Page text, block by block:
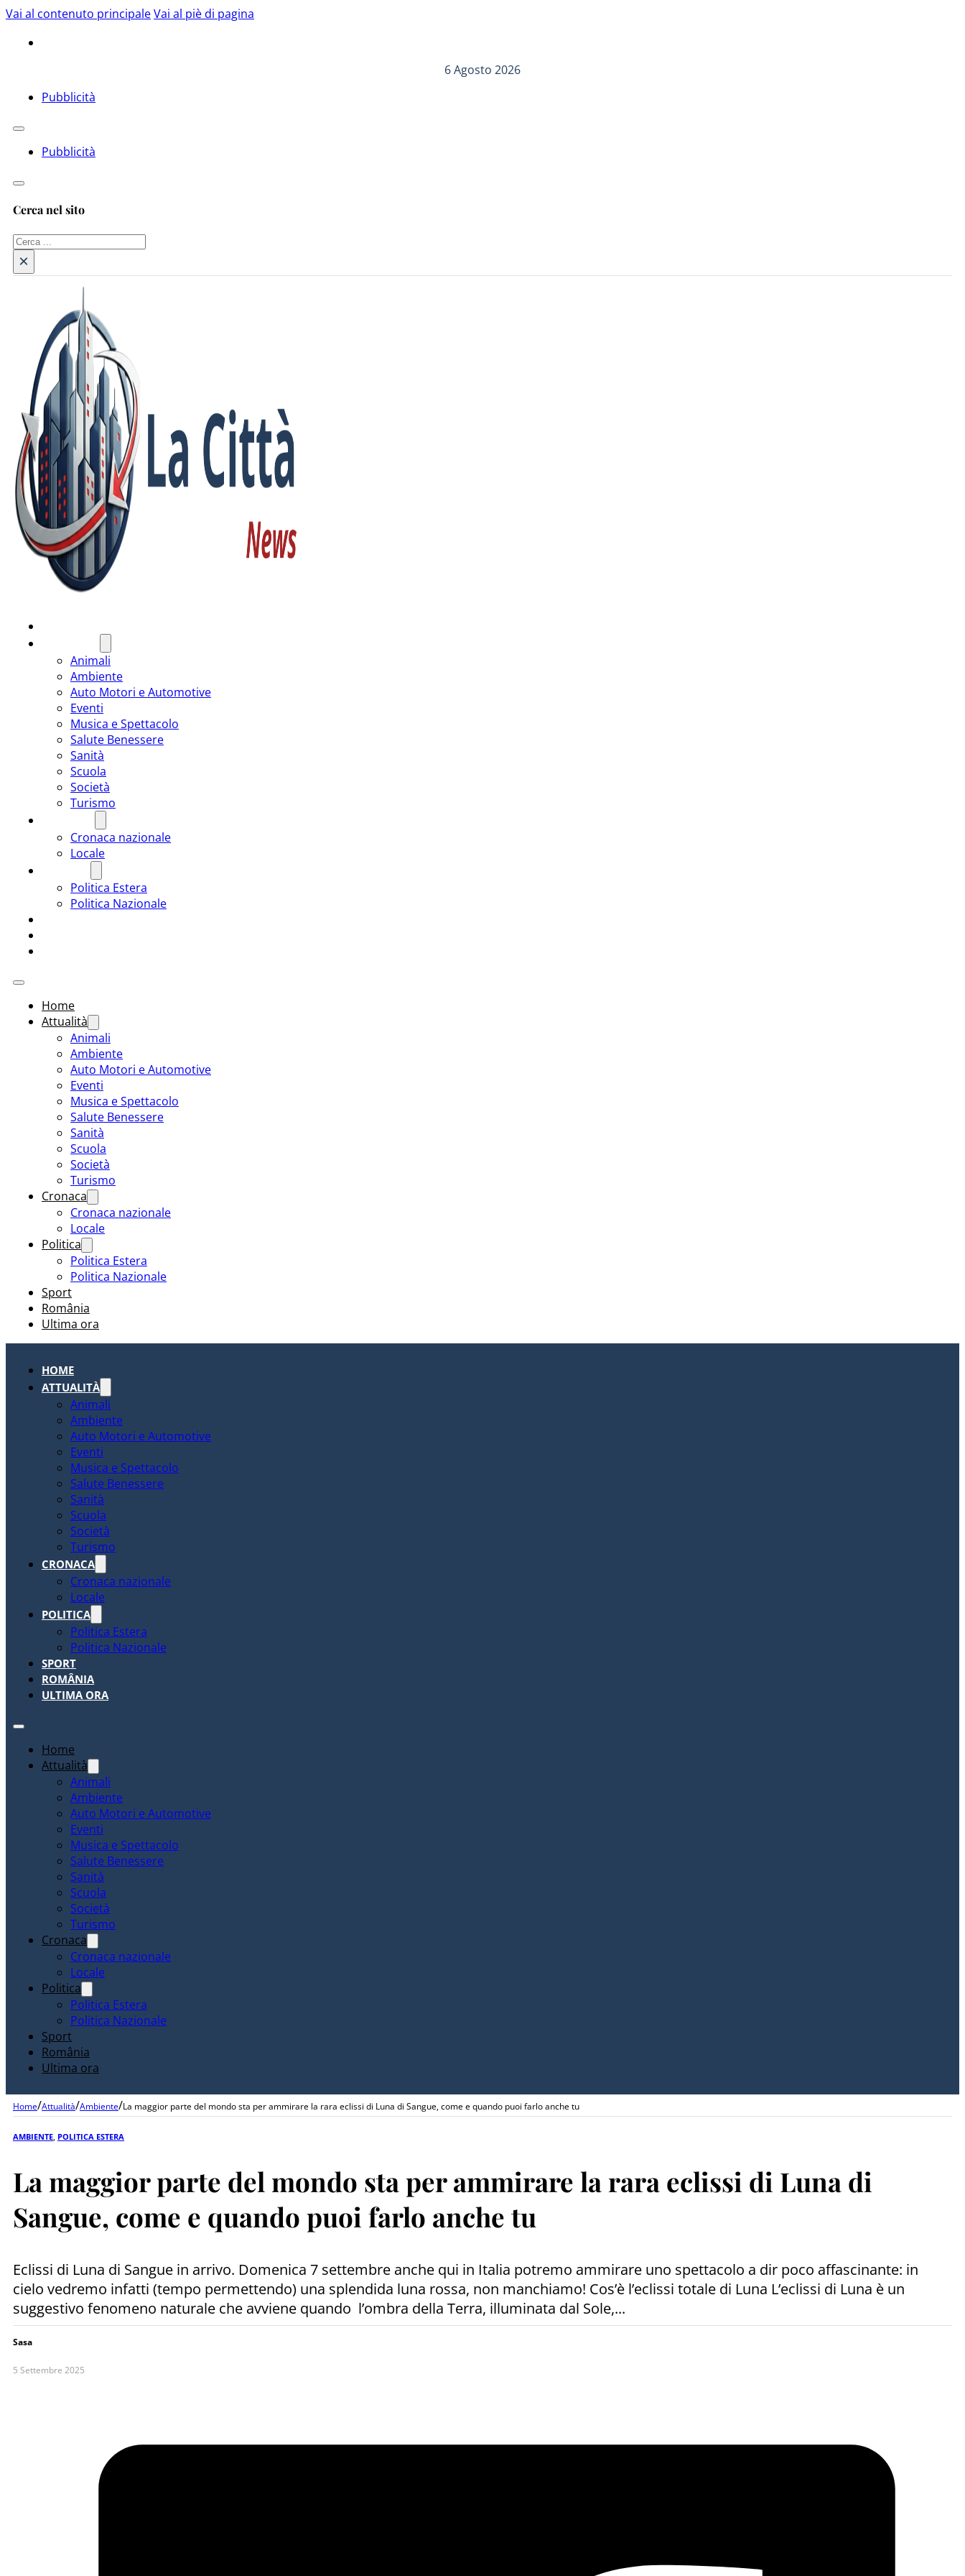
Vai al contenuto principaleVai al piè di pagina
6 Agosto 2026
Pubblicità
Pubblicità
Cerca nel sito
Cerca
×
Animali
Ambiente
Auto Motori e Automotive
Eventi
Musica e Spettacolo
Salute Benessere
Sanità
Scuola
Società
Turismo
Cronaca nazionale
Locale
Politica Estera
Politica Nazionale
Home
Attualità
Animali
Ambiente
Auto Motori e Automotive
Eventi
Musica e Spettacolo
Salute Benessere
Sanità
Scuola
Società
Turismo
Cronaca
Cronaca nazionale
Locale
Politica
Politica Estera
Politica Nazionale
Sport
România
Ultima ora
HOME
ATTUALITÀ
Animali
Ambiente
Auto Motori e Automotive
Eventi
Musica e Spettacolo
Salute Benessere
Sanità
Scuola
Società
Turismo
CRONACA
Cronaca nazionale
Locale
POLITICA
Politica Estera
Politica Nazionale
SPORT
ROMÂNIA
ULTIMA ORA
Home
Attualità
Animali
Ambiente
Auto Motori e Automotive
Eventi
Musica e Spettacolo
Salute Benessere
Sanità
Scuola
Società
Turismo
Cronaca
Cronaca nazionale
Locale
Politica
Politica Estera
Politica Nazionale
Sport
România
Ultima ora
Home/Attualità/Ambiente/La maggior parte del mondo sta per ammirare la rara eclissi di Luna di Sangue, come e quando puoi farlo anche tu
AMBIENTE POLITICA ESTERA
La maggior parte del mondo sta per ammirare la rara eclissi di Luna di
Sangue, come e quando puoi farlo anche tu
Eclissi di Luna di Sangue in arrivo. Domenica 7 settembre anche qui in Italia potremo ammirare uno spettacolo a dir poco affascinante: in
cielo vedremo infatti (tempo permettendo) una splendida luna rossa, non manchiamo! Cos’è l’eclissi totale di Luna L’eclissi di Luna è un
suggestivo fenomeno naturale che avviene quando l’ombra della Terra, illuminata dal Sole,...
Sasa
5 Settembre 2025